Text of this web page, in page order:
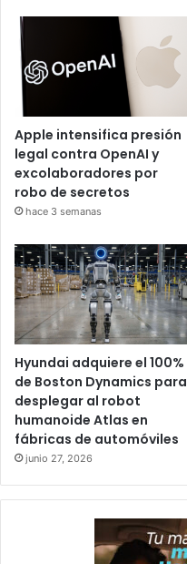
Apple intensifica presión
legal contra OpenAI y
excolaboradores por
robo de secretos
hace 3 semanas
Hyundai adquiere el 100%
de Boston Dynamics para
desplegar al robot
humanoide Atlas en
fábricas de automóviles
junio 27, 2026